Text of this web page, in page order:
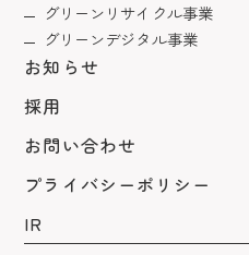
グリーンリサイクル事業
グリーンデジタル事業
お知らせ
採用
お問い合わせ
プライバシーポリシー
IR